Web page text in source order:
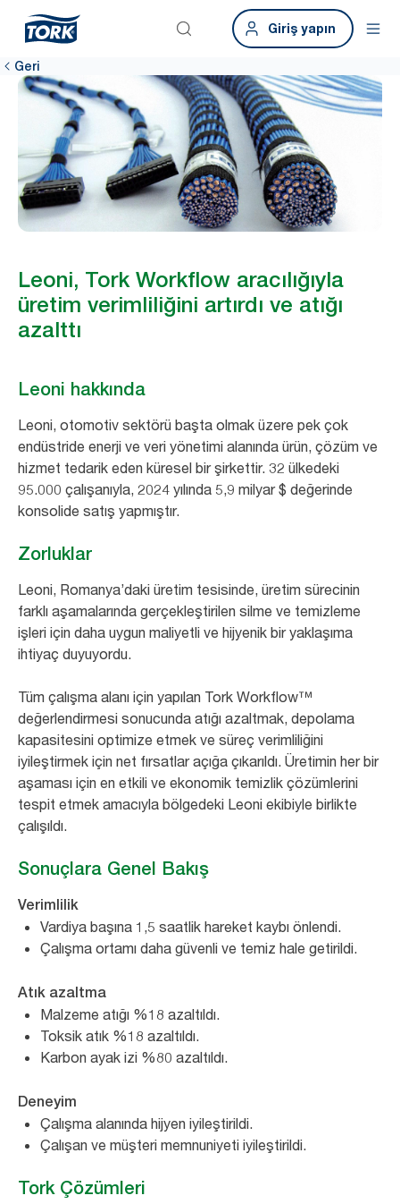
Giriş yapın
Geri
Leoni, Tork Workflow aracılığıyla
üretim verimliliğini artırdı ve atığı
azalttı
Leoni hakkında
Leoni, otomotiv sektörü başta olmak üzere pek çok
endüstride enerji ve veri yönetimi alanında ürün, çözüm ve
hizmet tedarik eden küresel bir şirkettir. 32 ülkedeki
95.000 çalışanıyla, 2024 yılında 5,9 milyar $ değerinde
konsolide satış yapmıştır.
Zorluklar
Leoni, Romanya’daki üretim tesisinde, üretim sürecinin
farklı aşamalarında gerçekleştirilen silme ve temizleme
işleri için daha uygun maliyetli ve hijyenik bir yaklaşıma
ihtiyaç duyuyordu.
Tüm çalışma alanı için yapılan Tork Workflow™
değerlendirmesi sonucunda atığı azaltmak, depolama
kapasitesini optimize etmek ve süreç verimliliğini
iyileştirmek için net fırsatlar açığa çıkarıldı. Üretimin her bir
aşaması için en etkili ve ekonomik temizlik çözümlerini
tespit etmek amacıyla bölgedeki Leoni ekibiyle birlikte
çalışıldı.
Sonuçlara Genel Bakış
Verimlilik
Vardiya başına 1,5 saatlik hareket kaybı önlendi.
Çalışma ortamı daha güvenli ve temiz hale getirildi.
Atık azaltma
Malzeme atığı %18 azaltıldı.
Toksik atık %18 azaltıldı.
Karbon ayak izi %80 azaltıldı.
Deneyim
Çalışma alanında hijyen iyileştirildi.
Çalışan ve müşteri memnuniyeti iyileştirildi.
Tork Çözümleri